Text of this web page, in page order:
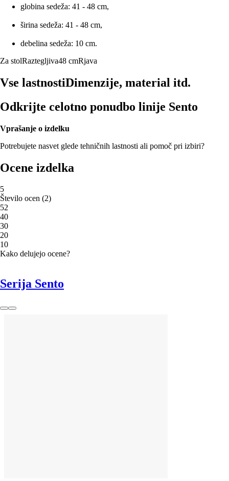
globina sedeža: 41 - 48 cm,
širina sedeža: 41 - 48 cm,
debelina sedeža: 10 cm.
Za stolRaztegljiva48 cmRjava
Vse lastnostiDimenzije, material itd.
Odkrijte celotno ponudbo linije Sento
Vprašanje o izdelku
Potrebujete nasvet glede tehničnih lastnosti ali pomoč pri izbiri?
Ocene izdelka
5
Število ocen (2)
52
40
30
20
10
Kako delujejo ocene?
Serija Sento